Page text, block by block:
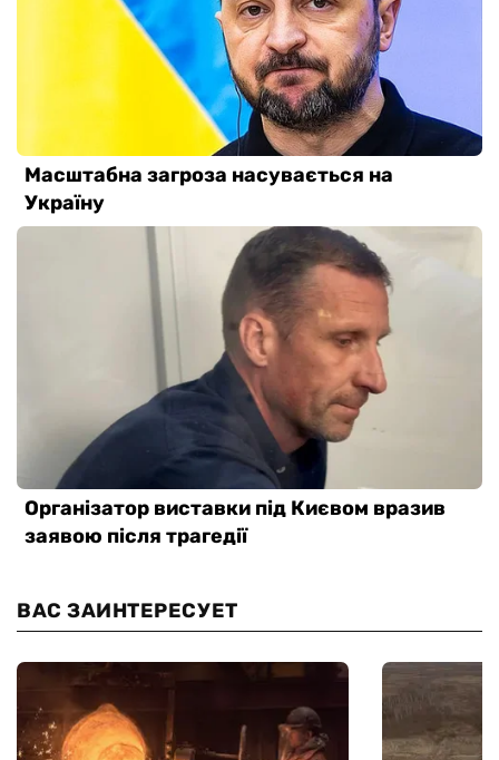
ВАС ЗАИНТЕРЕСУЕТ